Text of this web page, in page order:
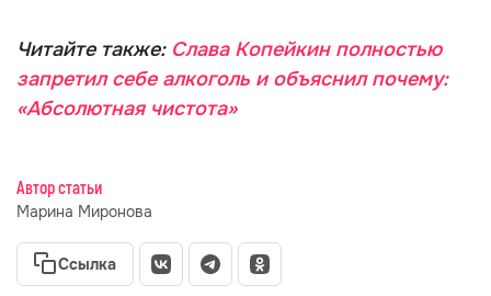
Читайте также: Слава Копейкин полностью
запретил себе алкоголь и объяснил почему:
«Абсолютная чистота»
Автор статьи
Марина Миронова
Ссылка